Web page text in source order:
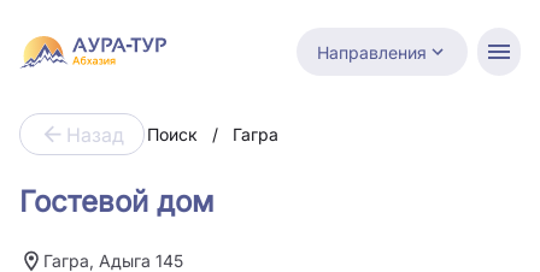
Направления
Назад Поиск / Гагра
Гостевой дом
Гагра, Адыга 145